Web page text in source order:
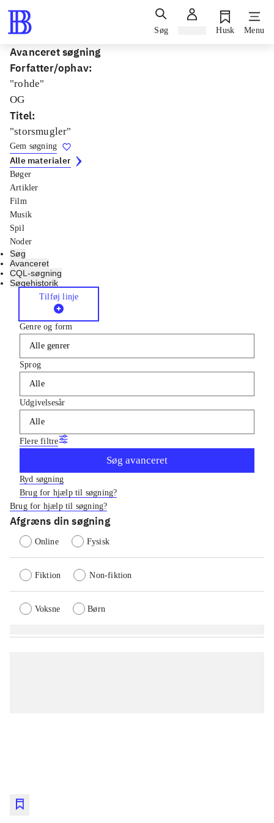
Søg Husk Menu
Avanceret søgning
Forfatter/ophav:
"rohde"
OG
Titel:
"storsmugler"
Gem søgning
Alle materialer
Bøger
Artikler
Film
Musik
Spil
Noder
Søg
Avanceret
CQL-søgning
Søgehistorik
Tilføj linje
Genre og form
Alle genrer
Sprog
Alle
Udgivelsesår
Alle
Flere filtre
Søg avanceret
Ryd søgning
Brug for hjælp til søgning?
Brug for hjælp til søgning?
Afgræns din søgning
Online Fysisk
Fiktion Non-fiktion
Voksne Børn